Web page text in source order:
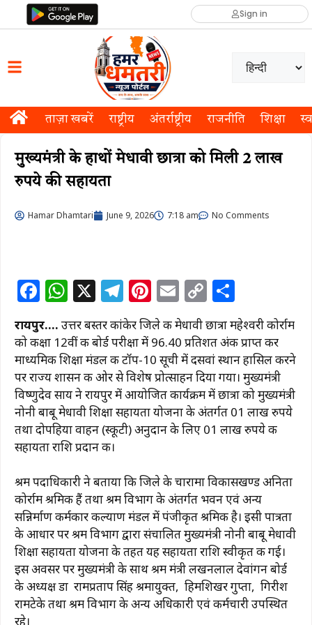
Sign in
ताज़ा खबरें राष्ट्रीय अंतर्राष्ट्रीय राजनीति शिक्षा
मुख्यमंत्री के हाथों मेधावी छात्रा को मिली 2 लाख
रुपये की सहायता
Hamar Dhamtari June 9, 2026 7:18 am No Comments
F
a
c
e
b
o
o
k
W
h
at
s
A
p
p
X T
el
e
g
ra
m
Pi
n
te
re
st
E
m
ai
l
C
o
p
y
Li
n
k
h
ar
e
रायपुर…. उत्तर बस्तर कांकेर जिले की मेधावी छात्रा महेश्वरी कोर्राम
को कक्षा 12वीं की बोर्ड परीक्षा में 96.40 प्रतिशत अंक प्राप्त कर
माध्यमिक शिक्षा मंडल की टॉप-10 सूची में दसवां स्थान हासिल करने
पर राज्य शासन की ओर से विशेष प्रोत्साहन दिया गया। मुख्यमंत्री
विष्णुदेव साय ने रायपुर में आयोजित कार्यक्रम में छात्रा को मुख्यमंत्री
नोनी बाबू मेधावी शिक्षा सहायता योजना के अंतर्गत 01 लाख रुपये
तथा दोपहिया वाहन (स्कूटी) अनुदान के लिए 01 लाख रुपये की
सहायता राशि प्रदान की।
श्रम पदाधिकारी ने बताया कि जिले के चारामा विकासखण्डअनिता
कोर्राम श्रमिक हैं तथा श्रम विभाग के अंतर्गत भवन एवं अन्य
सन्निर्माण कर्मकार कल्याण मंडल में पंजीकृत श्रमिक है। इसी पात्रता
के आधार पर श्रम विभाग द्वारा संचालित मुख्यमंत्री नोनी बाबू मेधावी
शिक्षा सहायता योजना के तहत यह सहायता राशि स्वीकृत की गई।
इस अवसर पर मुख्यमंत्री के साथ श्रम मंत्री लखनलाल देवांगन बोर्ड
के अध्यक्ष डा रामप्रताप सिंह श्रमायुक्त, हिमशिखर गुप्ता, गिरीश
रामटेके तथा श्रम विभाग के अन्य अधिकारी एवं कर्मचारी उपस्थित
रहे।